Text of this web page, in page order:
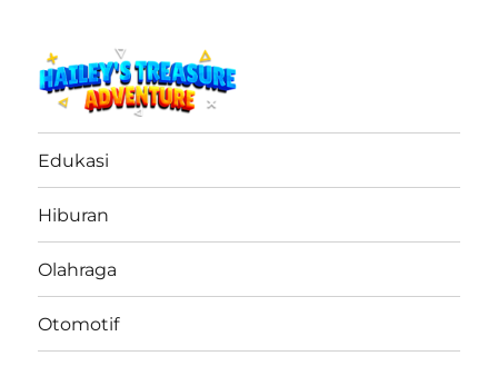
haileystreasureadventure.net
Edukasi
Hiburan
Olahraga
Otomotif